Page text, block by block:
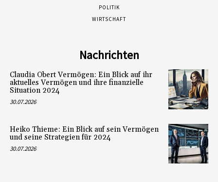
POLITIK
WIRTSCHAFT
Nachrichten
Claudia Obert Vermögen: Ein Blick auf ihr
aktuelles Vermögen und ihre finanzielle
Situation 2024
30.07.2026
Heiko Thieme: Ein Blick auf sein Vermögen
und seine Strategien für 2024
30.07.2026